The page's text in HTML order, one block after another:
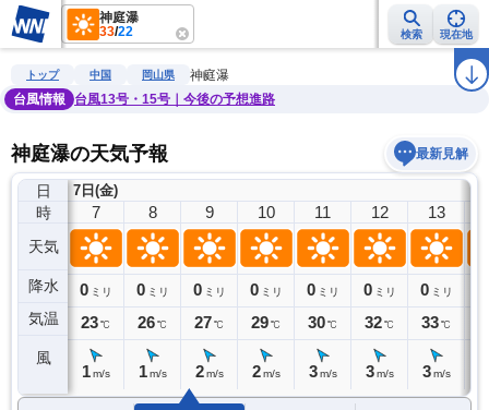
神庭瀑
33/22 検索 現在地
雨雲レーダー 台風情報 地震情報 ラ
トップ 中国 岡山県
神庭瀑
台風情報
台風13号・15号｜今後の予想進路
神庭瀑の天気予報 最新見解
日
時
天気
降水
気温
風
7日(金)
6
0ミリ
23℃
7
0 ミリ
23℃
1 m/s
8
0 ミリ
26℃
1 m/s
9
0 ミリ
27℃
2 m/s
10
0 ミリ
29℃
2 m/s
11
0 ミリ
30℃
3 m/s
12
0 ミリ
32℃
3 m/s
13
0 ミリ
33℃
3 m/s